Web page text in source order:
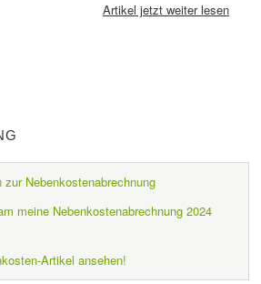
Artikel jetzt weiter lesen
zur Nebenkostenabrechnung
meine Nebenkostenabrechnung 2024
Artikel ansehen!